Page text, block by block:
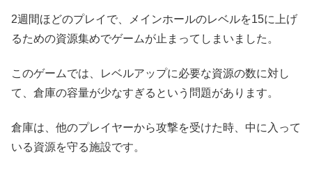
2週間ほどのプレイで、メインホールのレベルを15に上げ
るための資源集めでゲームが止まってしまいました。
このゲームでは、レベルアップに必要な資源の数に対し
て、倉庫の容量が少なすぎるという問題があります。
倉庫は、他のプレイヤーから攻撃を受けた時、中に入って
いる資源を守る施設です。